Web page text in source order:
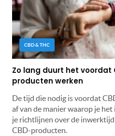
CBD & THC
Zo lang duurt het voordat
producten werken
De tijd die nodig is voordat
af van de manier waarop je
je richtlijnen over de
CBD-producten.